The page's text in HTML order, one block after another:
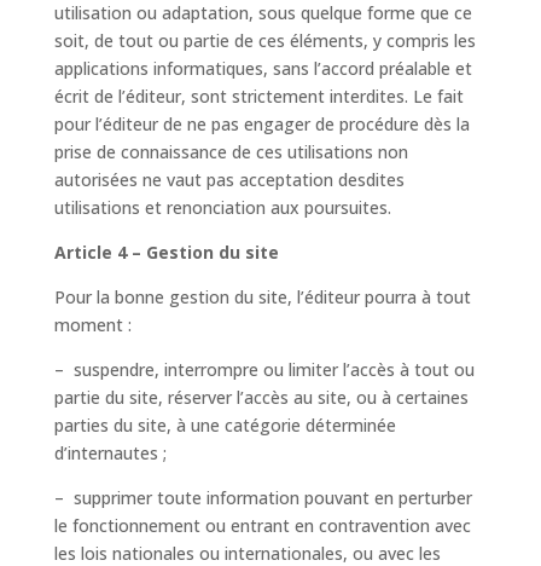
utilisation ou adaptation, sous quelque forme que ce
soit, de tout ou partie de ces éléments, y compris les
applications informatiques, sans l’accord préalable et
écrit de l’éditeur, sont strictement interdites. Le fait
pour l’éditeur de ne pas engager de procédure dès la
prise de connaissance de ces utilisations non
autorisées ne vaut pas acceptation desdites
utilisations et renonciation aux poursuites.
Article 4 – Gestion du site
Pour la bonne gestion du site, l’éditeur pourra à tout
moment :
– suspendre, interrompre ou limiter l’accès à tout ou
partie du site, réserver l’accès au site, ou à certaines
parties du site, à une catégorie déterminée
d’internautes ;
– supprimer toute information pouvant en perturber
le fonctionnement ou entrant en contravention avec
les lois nationales ou internationales, ou avec les